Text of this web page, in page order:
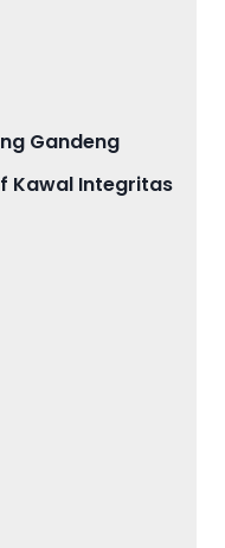
Gandeng
Kawal Integritas